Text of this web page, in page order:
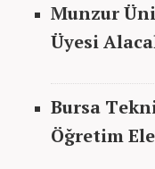
Munzur
Üyesi
Bursa
Öğretim